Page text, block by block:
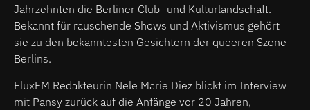
Jahrzehnten die Berliner Club- und Kulturlandschaft.
Bekannt für rauschende Shows und Aktivismus gehört
sie zu den bekanntesten Gesichtern der queeren Szene
Berlins.
FluxFM Redakteurin Nele Marie Diez blickt im Interview
mit Pansy zurück auf die Anfänge vor 20 Jahren,